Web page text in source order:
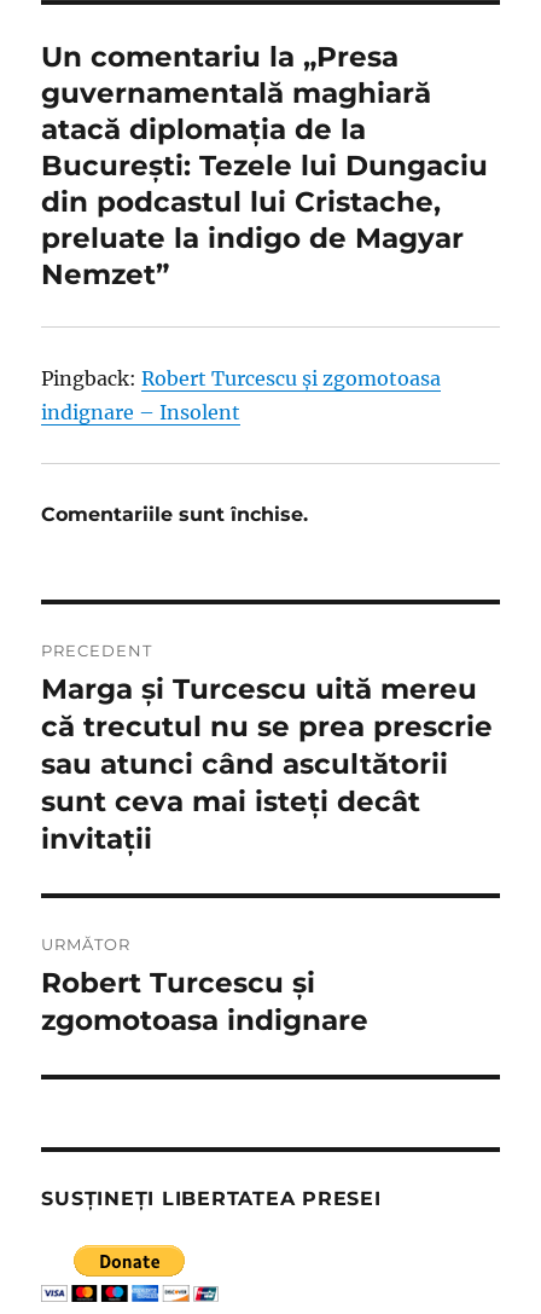
Un comentariu la „Presa
guvernamentală maghiară
atacă diplomația de la
București: Tezele lui Dungaciu
din podcastul lui Cristache,
preluate la indigo de Magyar
Nemzet”
Pingback:Robert Turcescu și zgomotoasa
indignare – Insolent
Comentariile sunt închise.
în
articole
PRECEDENT
Articolul
anterior:
Marga și Turcescu uită mereu
că trecutul nu se prea prescrie
sau atunci când ascultătorii
sunt ceva mai isteți decât
invitații
URMĂTOR
Articolul
următor:
Robert Turcescu și
zgomotoasa indignare
SUSȚINEȚI LIBERTATEA PRESEI